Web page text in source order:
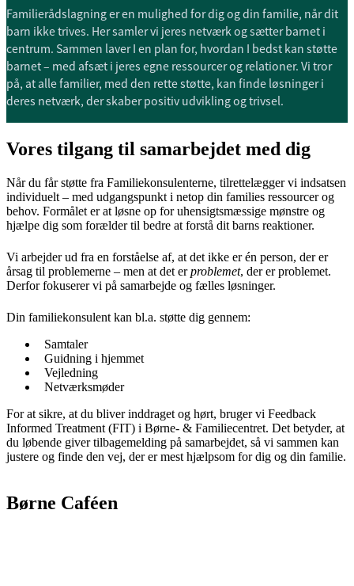
Familierådslagning er en mulighed for dig og din familie, når dit
barn ikke trives. Her samler vi jeres netværk og sætter barnet i
centrum. Sammen laver I en plan for, hvordan I bedst kan støtte
barnet – med afsæt i jeres egne ressourcer og relationer. Vi tror
på, at alle familier, med den rette støtte, kan finde løsninger i
deres netværk, der skaber positiv udvikling og trivsel.
Vores tilgang til samarbejdet med dig
Når du får støtte fra Familiekonsulenterne, tilrettelægger vi indsatsen
individuelt – med udgangspunkt i netop din families ressourcer og
behov. Formålet er at løsne op for uhensigtsmæssige mønstre og
hjælpe dig som forælder til bedre at forstå dit barns reaktioner.
Vi arbejder ud fra en forståelse af, at det ikke er én person, der er
årsag til problemerne – men at det erproblemet, der er problemet.
Derfor fokuserer vi på samarbejde og fælles løsninger.
Din familiekonsulent kan bl.a. støtte dig gennem:
Samtaler
Guidning i hjemmet
Vejledning
Netværksmøder
For at sikre, at du bliver inddraget og hørt, bruger vi Feedback
Informed Treatment (FIT) i Børne- & Familiecentret. Det betyder, at
du løbende giver tilbagemelding på samarbejdet, så vi sammen kan
justere og finde den vej, der er mest hjælpsom for dig og din familie.
Børne Caféen